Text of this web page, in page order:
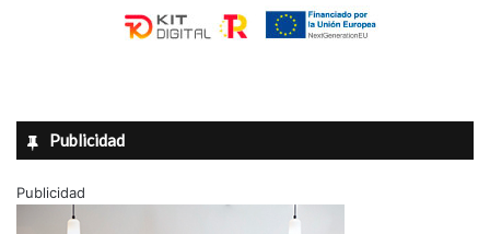
Publicidad
Publicidad